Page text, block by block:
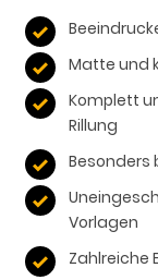
Matte und
Komplett
Rillung
Besonders
Vorlagen
Zahlreiche